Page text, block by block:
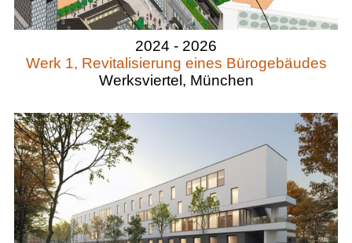
2024 - 2026
Werk 1, Revitalisierung eines Bürogebäudes
Werksviertel, München